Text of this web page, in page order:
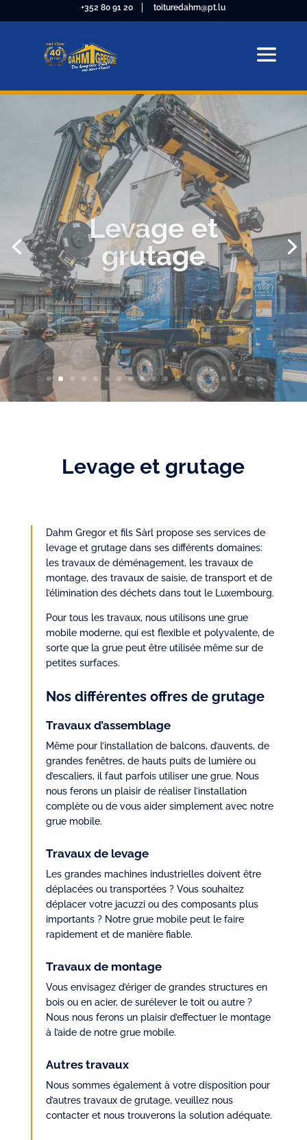
+352 80 91 20 toituredahm@pt.lu
Levage et grutage
Dahm Gregor et fils Sàrl propose ses services de
levage et grutage dans ses différents domaines:
les travaux de déménagement, les travaux de
montage, des travaux de saisie, de transport et de
l’élimination des déchets dans tout le Luxembourg.
Pour tous les travaux, nous utilisons une grue
mobile moderne, qui est flexible et polyvalente, de
sorte que la grue peut être utilisée même sur de
petites surfaces.
Nos différentes offres de grutage
Travaux d’assemblage
Même pour l’installation de balcons, d’auvents, de
grandes fenêtres, de hauts puits de lumière ou
d’escaliers, il faut parfois utiliser une grue. Nous
nous ferons un plaisir de réaliser l’installation
complète ou de vous aider simplement avec notre
grue mobile.
Travaux de levage
Les grandes machines industrielles doivent être
déplacées ou transportées ? Vous souhaitez
déplacer votre jacuzzi ou des composants plus
importants ? Notre grue mobile peut le faire
rapidement et de manière fiable.
Travaux de montage
Vous envisagez d’ériger de grandes structures en
bois ou en acier, de surélever le toit ou autre ?
Nous nous ferons un plaisir d’effectuer le montage
à l’aide de notre grue mobile.
Autres travaux
Nous sommes également à votre disposition pour
d’autres travaux de grutage, veuillez nous
contacter et nous trouverons la solution adéquate.